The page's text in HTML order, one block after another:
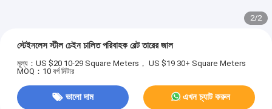
2/2
স্টেইনলেস স্টীল চেইন চালিত পরিবাহক বেল্ট তারের জাল
মূল্য：US $20 10-29 Square Meters， US $19 30+ Square Meters
MOQ：10 বর্গ মিটার
ভালো দাম এখন চ্যাট করুন